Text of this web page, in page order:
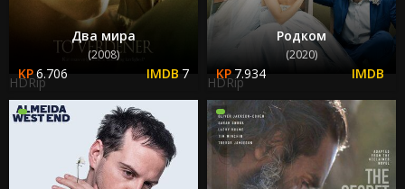
Два мира
(2008)
6.706 7
HDRip
Родком
(2020)
7.934
HDRip